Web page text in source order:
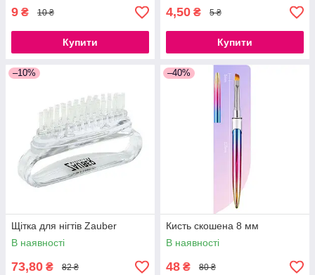
9 ₴ 10 ₴
Купити
4,50 ₴ 5 ₴
Купити
–10%
Щітка для нігтів Zauber
В наявності
73,80 ₴ 82 ₴
–40%
Кисть скошена 8 мм
В наявності
48 ₴ 80 ₴